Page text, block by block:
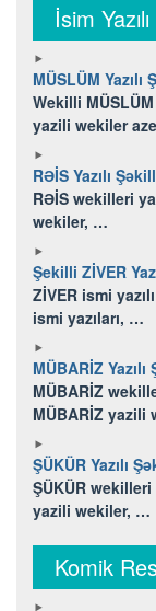
İsim
MÜSLÜM Yazılı
Wekilli
yazili wekiler
RƏİS Yazılı
RƏİS wekilleri
wekiler, …
Şekilli ZİVER
ZİVER ismi
ismi yazıları, …
MÜBARİZ
MÜBARİZ
MÜBARİZ yazili
ŞÜKÜR Yazılı
ŞÜKÜR
yazili wekiler, …
Komik